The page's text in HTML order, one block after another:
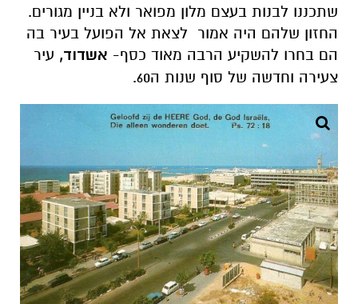
שתכננו לבנות בעצם מלון מפואר ולא בניין מגורים.
החזון שלהם היה אמור לצאת אל הפועל בעיר בה
הם בחרו להשקיע הרבה מאוד כסף- אשדוד, עיר
צעירה וחדשה של סוף שנות ה60.